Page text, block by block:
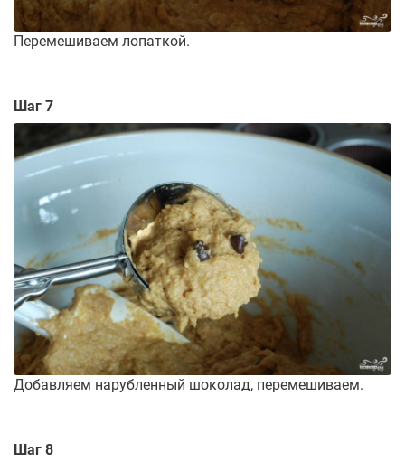
Перемешиваем лопаткой.
Шаг 7
Добавляем нарубленный шоколад, перемешиваем.
Шаг 8